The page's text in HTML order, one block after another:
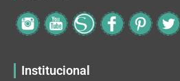
Institucional